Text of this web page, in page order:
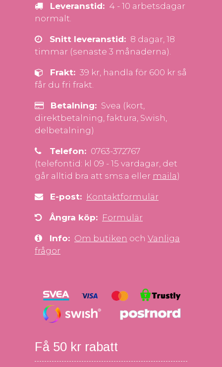
Leveranstid: 4 - 10 arbetsdagar
normalt.
Snitt leveranstid: 8 dagar, 18
timmar (senaste 3 månaderna).
Frakt: 39 kr, handla för 600 kr så
får du fri frakt.
Betalning: Svea (kort,
direktbetalning, faktura, Swish,
delbetalning)
Telefon: 0763-372767
(telefontid: kl 09 - 15 vardagar, det
går alltid bra att sms:a eller maila)
E-post: Kontaktformulär
Ångra köp: Formulär
Info: Om butiken och Vanliga
frågor
Få 50 kr rabatt